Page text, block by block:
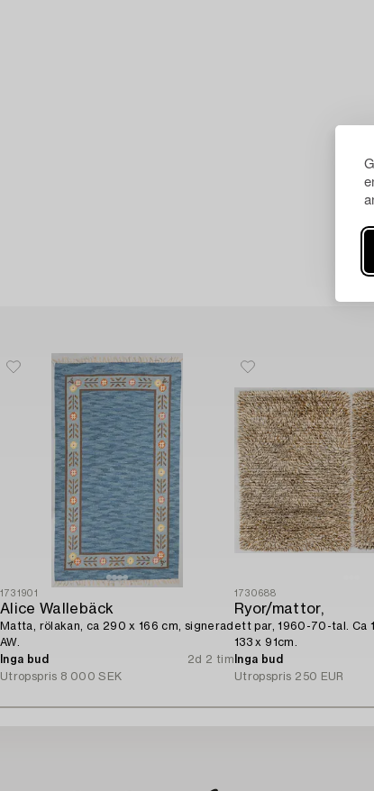
1731901
Alice Wallebäck
Matta, rölakan, ca 290 x 166 cm, signerad
AW.
Inga bud
2d 2 tim
Utropspris 8 000 SEK
1730688
Ryor/mattor,
ett par, 1960-70-tal. Ca
133 x 91cm.
Inga bud
Utropspris 250 EUR